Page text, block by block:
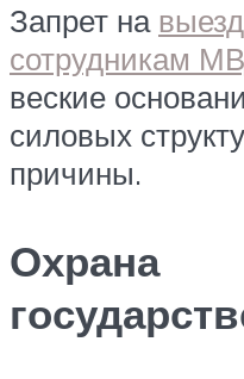
Запрет на
сотрудникам
веские
силовых
причины.
Охрана